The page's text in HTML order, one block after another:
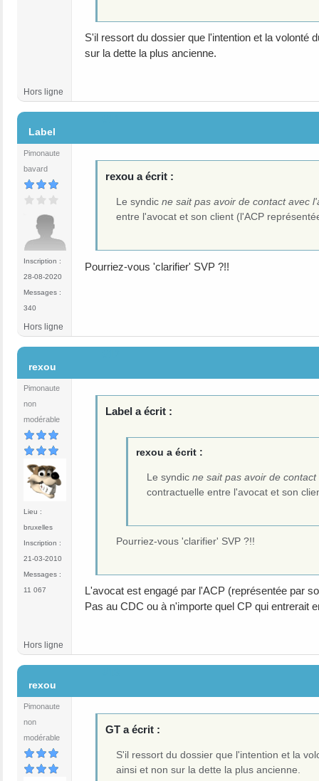
S'il ressort du dossier que l'intention et la volonté
sur la dette la plus ancienne.
Hors ligne
Label
Pimonaute
bavard
Inscription :
28-08-2020
Messages :
340
rexou a écrit :
Le syndicne sait pas avoir de contact avec
entre l'avocat et son client (l'ACP
Pourriez-vous 'clarifier' SVP ?!!
Hors ligne
rexou
Pimonaute
non
modérable
Lieu :
bruxelles
Inscription :
21-03-2010
Messages :
11 067
Label a écrit :
rexou a écrit :
Le syndic ne sait pas avoir de
contractuelle entre l'avocat et son
Pourriez-vous 'clarifier' SVP ?!!
L'avocat est engagé par l'ACP (représentée par
Pas au CDC ou à n'importe quel CP qui entrerait
Hors ligne
rexou
Pimonaute
non
modérable
GT a écrit :
S'il ressort du dossier que l'intention et la
ainsi et non sur la dette la plus ancienne.